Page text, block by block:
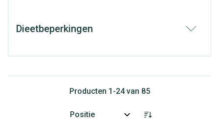
Dieetbeperkingen
Producten 1 -24van 85
Sorteer op: